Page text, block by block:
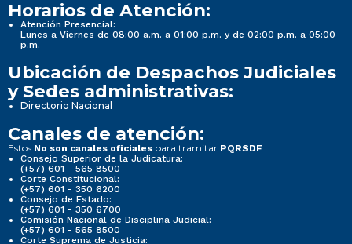
Horarios de Atención:
Atención Presencial:
Lunes a Viernes de 08:00 a.m. a 01:00 p.m. y de 02:00 p.m. a 05:00
p.m.
Ubicación de Despachos Judiciales
y Sedes administrativas:
Directorio Nacional
Canales de atención:
Estos No son canales oficiales para tramitar PQRSDF
Consejo Superior de la Judicatura:
(+57) 601 - 565 8500
Corte Constitucional:
(+57) 601 - 350 6200
Consejo de Estado:
(+57) 601 - 350 6700
Comisión Nacional de Disciplina Judicial:
(+57) 601 - 565 8500
Corte Suprema de Justicia: